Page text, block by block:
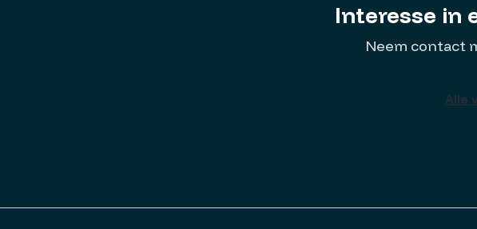
Interesse in
Neem contact
Alle